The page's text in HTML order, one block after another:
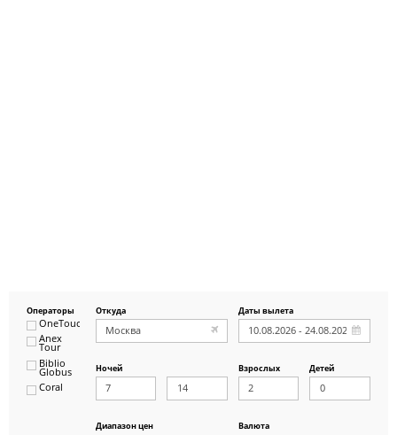
Операторы
OneTouch&Travel
Anex
Tour
Biblio
Globus
Coral
Откуда Даты вылета
Ночей Взрослых Детей
Диапазон цен
Валюта